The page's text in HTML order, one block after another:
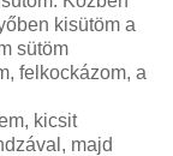
kisütöm a
sütöm
felkockázom, a
kicsit
majd